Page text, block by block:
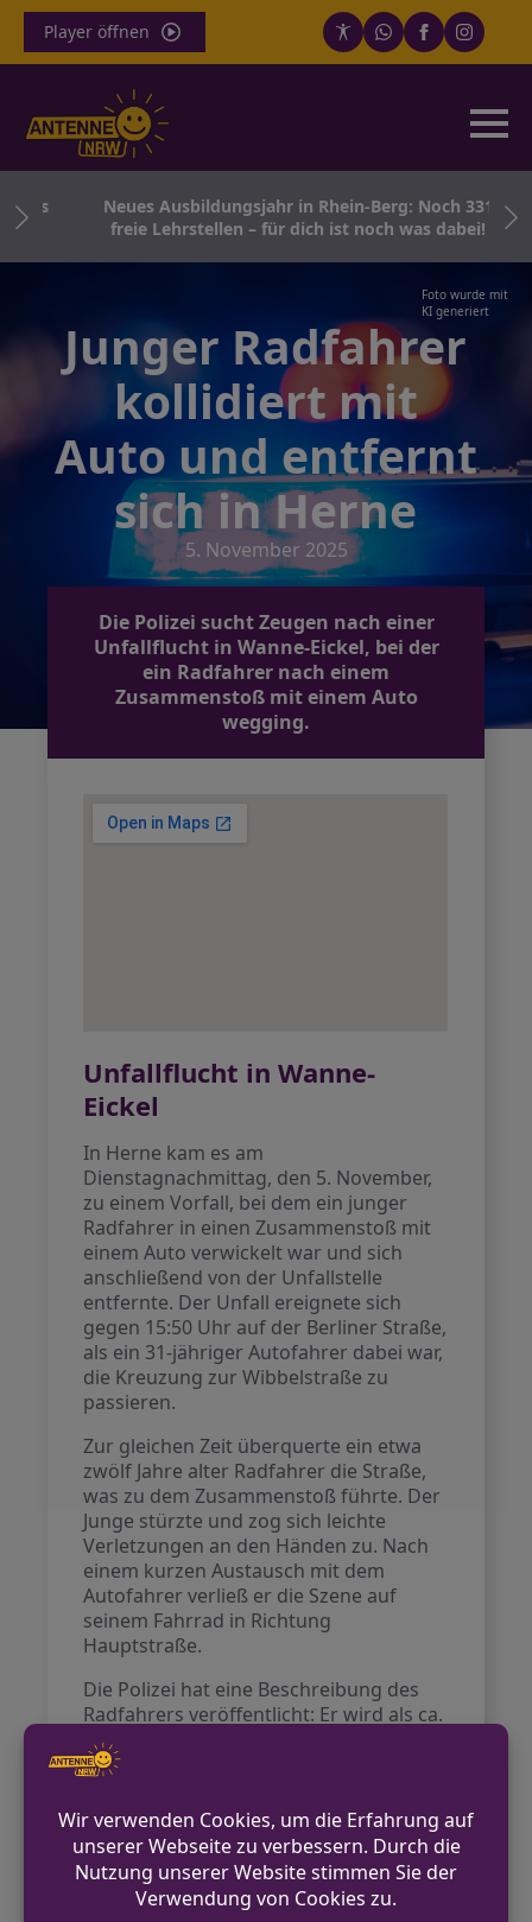
Player öffnen
Neues Ausbildungsjahr in Rhein-Berg: Noch 331
freie Lehrstellen – für dich ist noch was dabei!
Foto wurde mit
KI generiert
Junger Radfahrer
kollidiert mit
Auto und entfernt
sich in Herne
5. November 2025
Die Polizei sucht Zeugen nach einer
Unfallflucht in Wanne-Eickel, bei der
ein Radfahrer nach einem
Zusammenstoß mit einem Auto
wegging.
Unfallflucht in Wanne-
Eickel
In Herne kam es am
Dienstagnachmittag, den 5. November,
zu einem Vorfall, bei dem ein junger
Radfahrer in einen Zusammenstoß mit
einem Auto verwickelt war und sich
anschließend von der Unfallstelle
entfernte. Der Unfall ereignete sich
gegen 15:50 Uhr auf der Berliner Straße,
als ein 31-jähriger Autofahrer dabei war,
die Kreuzung zur Wibbelstraße zu
passieren.
Zur gleichen Zeit überquerte ein etwa
zwölf Jahre alter Radfahrer die Straße,
was zu dem Zusammenstoß führte. Der
Junge stürzte und zog sich leichte
Verletzungen an den Händen zu. Nach
einem kurzen Austausch mit dem
Autofahrer verließ er die Szene auf
seinem Fahrrad in Richtung
Hauptstraße.
Die Polizei hat eine Beschreibung des
Radfahrers veröffentlicht: Er wird als ca.
12 Jahre alt, männlich, mit schwarzen
Hosen und einem blauen Pullover
älteres Mountainbike.
Die Ermittlungen des Bochumer
Verkehrskommissariats dauern an.
Zeugen oder Personen, die